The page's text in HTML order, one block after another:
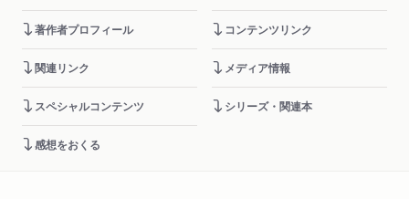
著作者プロフィール コンテンツリンク
関連リンク メディア情報
スペシャルコンテンツ シリーズ・関連本
感想をおくる